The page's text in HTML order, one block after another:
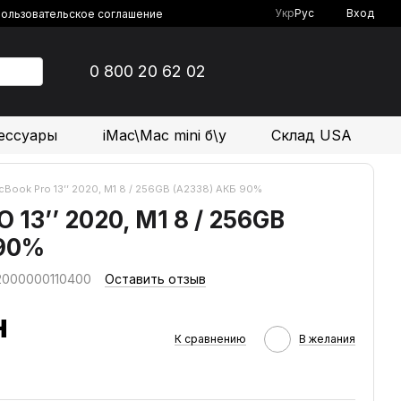
соглашение УкрРус Вход
0 800 20 62 02
iMac\Mac mini б\у Склад USA
Pro 13’’ 2020, M1 8 / 256GB (А2338) АКБ 90%
13’’ 2020, M1 8 / 256GB
Оставить отзыв
К сравнению В желания